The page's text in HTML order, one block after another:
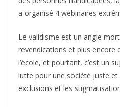
a organisé 4 webinaires
Le validisme est un angle
revendications et plus encore
l’école, et pourtant, c’est un
lutte pour une société juste et
exclusions et les